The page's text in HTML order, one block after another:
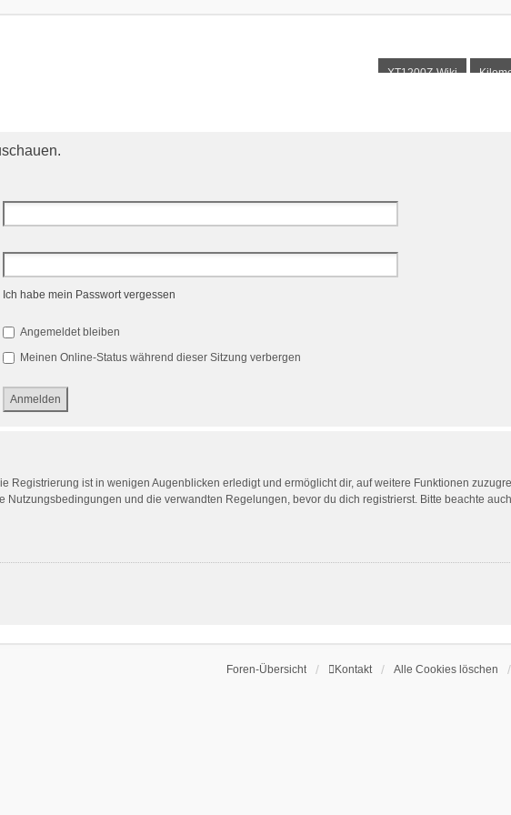
XT1200Z-Wiki
Ich habe mein Passwort vergessen
Angemeldet bleiben
Meinen Online-Status während dieser Sitzung verbergen
Registrierung ist in wenigen Augenblicken erledigt und ermöglicht dir, auf weitere Funktionen
und die verwandten Regelungen, bevor du dich registrierst. Bitte beachte
Foren-Übersicht Kontakt Alle Cookies löschen